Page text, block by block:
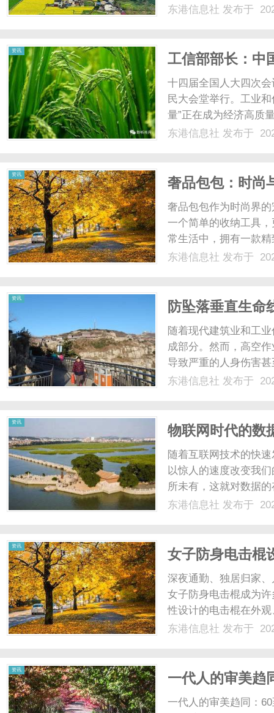
间，模型智能持续涌
东港信息社 发布于
资讯
工信部部长：中
十四届全国人大四次
民大会堂举行。工业
量”正在成为经济高质
业规模达到1.2万亿元
东港信息社 发布于
资讯
奢品包包：时尚
奢品包包作为时尚界
一个简单的收纳工具
常生活中，拥有一款
显独特的魅力。首先
东港信息社 发布于
资讯
防坠落垂直生命
随着现代建筑业和工
成部分。然而，高空
导致严重的人身伤害
直生命线应运而生，
东港信息社 发布于
资讯
物联网时代的数
随着互联网技术的快
以惊人的速度改变我
所未有，这就对数据
下，IoTDB（
东港信息社 发布于
资讯
女子防身电击棍
深夜通勤、独居归家
女子防身电击棍成为
性设计的电击棍在外
既贴合女性使用习惯
东港信息社 发布于
资讯
一代人的审美趋
冰、刘海涛、李
一代人的审美趋同：